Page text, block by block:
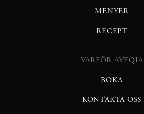
MENYER
RECEPT
VARFÖR AVEQIA
BOKA
KONTAKTA OSS